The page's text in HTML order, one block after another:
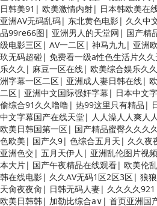
日韩美91 | 欧美激情内射| 日本韩欧美在
亚洲AV无码乱码| 东北黄色电影| 久久中
品99re66图 | 亚洲男人的天堂网 | 国产精
级电影三区| AV一二区| 神马九九| 亚洲
玖无码超碰| 免费看一级a性色生活片久
乐久久 | 麻豆一区在线| 欧美综合娱乐久久
洲字幕一区二区| 亚洲成人妻日韩在线|
二区| 亚洲中文国际强奸字幕 | 日本中文
偷综合91久久噜噜| 热99这里只有精品 |
中文字幕国产在线天堂| 人人澡人人爽人
欧美日韩国第一区| 国产精品蜜臀久久久
色欧美 | 国产久9| 色综合五月天 | 久久夜
亚洲色交| 五月天伊人 | 亚洲乱伦图片视频
本大片| 国产午夜精品在线观看| 欧美伦
韩在线电影| 久久AV无码1区2区3区| 狼
天肏夜夜肏 | 日韩无码人妻| 久久久久921
欧美日韩韩| 加勒比综合a∨ | 首页亚洲国